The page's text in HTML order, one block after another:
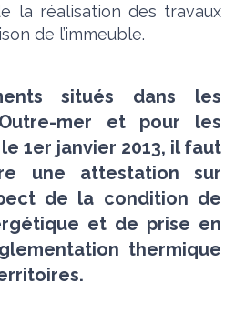
la réalisation des travaux
de l’immeuble.
situés dans les
mer et pour les
1er janvier 2013, il faut
une attestation sur
de la condition de
et de prise en
thermique